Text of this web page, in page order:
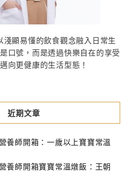
淺顯易懂的飲食觀念融入日常生
口號，而是透過快樂自在的享受
向更健康的生活型態！
近期文章
養師開箱：一歲以上寶寶常溫
養師開箱寶寶常溫燉飯：王朝